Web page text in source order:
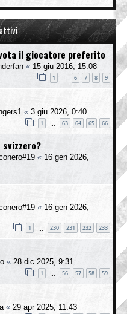
vota il giocatore preferito
« 15 giu 2016, 15:08
1 6 7 8 9
« 3 giu 2026, 0:40
1 63 64 65 66
« 16 gen 2026,
« 16 gen 2026,
1 230 231 232 233
« 28 dic 2025, 9:31
1 56 57 58 59
« 29 apr 2025, 11:43